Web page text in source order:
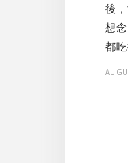
後
想
都